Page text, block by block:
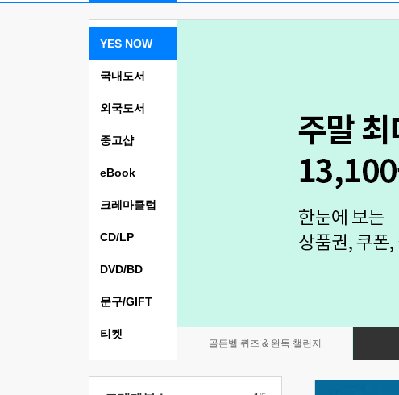
YES NOW
골든벨 퀴즈 & 완독 챌린지
국내도서
외국도서
중고샵
eBook
크레마클럽
CD/LP
DVD/BD
문구/GIFT
티켓